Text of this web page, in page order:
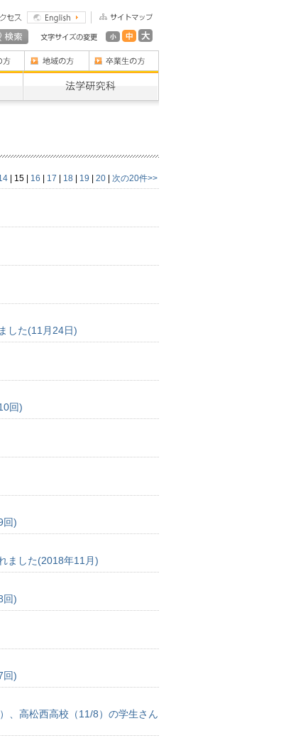
| 15| 16 17 18| 19 20| 次の20件>>
した(11月24日)
回)
回)
ました(2018年11月)
回)
回)
、高松西高校（11/8）の学生さん